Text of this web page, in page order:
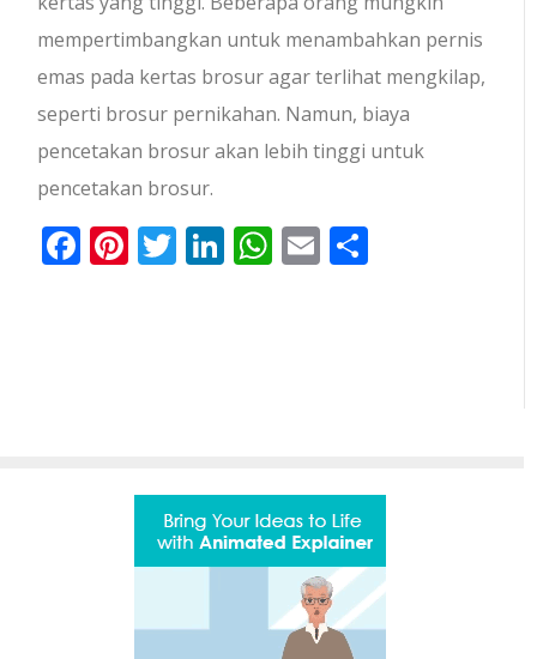
mempertimbangkan untuk menambahkan pernis
emas pada kertas brosur agar terlihat mengkilap,
seperti brosur pernikahan. Namun, biaya
pencetakan brosur akan lebih tinggi untuk
pencetakan brosur.
Facebook
Pinterest
Twitter
LinkedIn
WhatsApp
Email